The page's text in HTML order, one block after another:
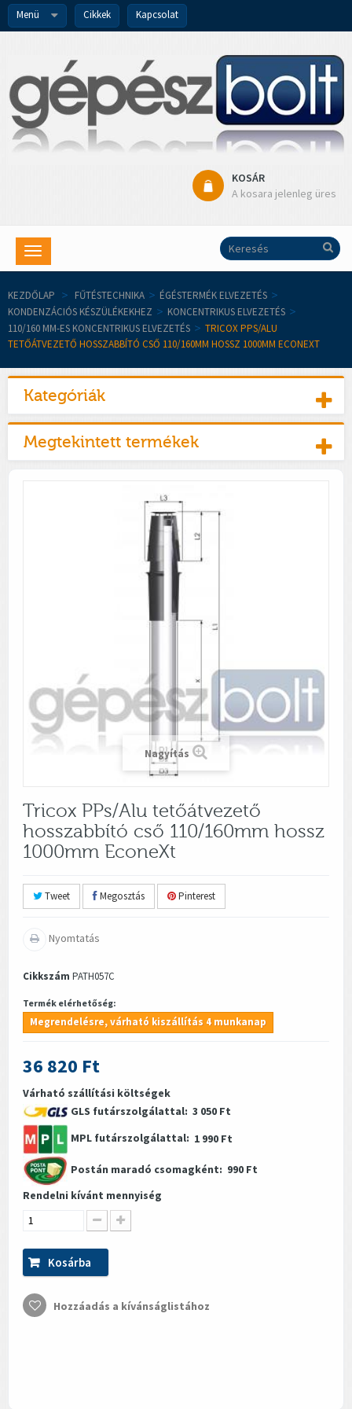
Menü Cikkek Kapcsolat
KOSÁR
A kosara jelenleg üres
Toggle
navigation
KEZDŐLAP > FŰTÉSTECHNIKA > ÉGÉSTERMÉK ELVEZETÉS >
KONDENZÁCIÓS KÉSZÜLÉKEKHEZ > KONCENTRIKUS ELVEZETÉS >
110/160 MM-ES KONCENTRIKUS ELVEZETÉS > TRICOX PPS/ALU
TETŐÁTVEZETŐ HOSSZABBÍTÓ CSŐ 110/160MM HOSSZ 1000MM ECONEXT
Kategóriák
Megtekintett termékek
Nagyítás
Tricox PPs/Alu tetőátvezető
hosszabbító cső 110/160mm hossz
1000mm EconeXt
Tweet Megosztás Pinterest
Nyomtatás
Cikkszám PATH057C
Termék elérhetőség:
Megrendelésre, várható kiszállítás 4 munkanap
36 820 Ft
Várható szállítási költségek
GLS futárszolgálattal: 3 050 Ft
MPL futárszolgálattal: 1 990 Ft
Postán maradó csomagként: 990 Ft
Rendelni kívánt mennyiség
Kosárba
Hozzáadás a kívánságlistához